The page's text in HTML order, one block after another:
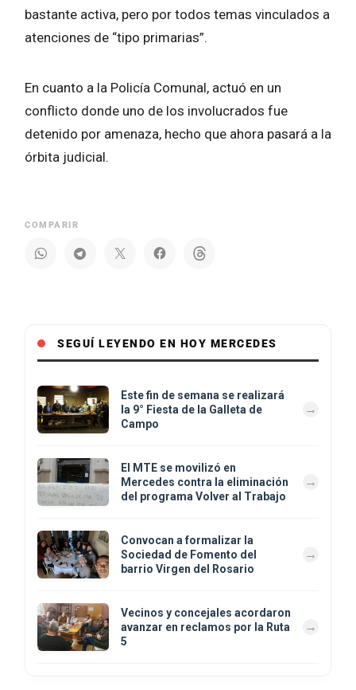
bastante activa, pero por todos temas vinculados a
atenciones de “tipo primarias”.
En cuanto a la Policía Comunal, actuó en un
conflicto donde uno de los involucrados fue
detenido por amenaza, hecho que ahora pasará a la
órbita judicial.
COMPARIR
SEGUÍ LEYENDO EN HOY MERCEDES
Este fin de semana se realizará
la 9° Fiesta de la Galleta de
Campo
El MTE se movilizó en
Mercedes contra la eliminación
del programa Volver al Trabajo
Convocan a formalizar la
Sociedad de Fomento del
barrio Virgen del Rosario
Vecinos y concejales acordaron
avanzar en reclamos por la Ruta
5